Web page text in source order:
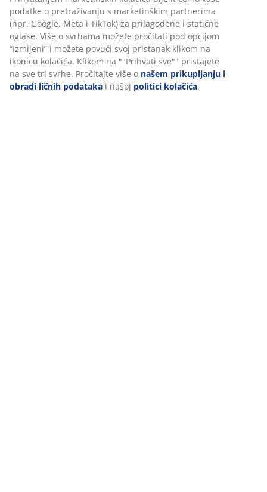
3. Zajednička bašta
Ovo su upravo idealni mjeseci za vlastitu baštu! Pokoja
jagoda ili mini paradajz posebno će razveseliti male
prstiće kada se pojave prvi plodovi kao rezultat
njihovog rada. Zašto ne iskoristite zajedničko vrijeme i
isplanirate svoju baštu u par saksijica? Neka svako
podatke o pretraživanju s marketinškim partnerima
(npr. Google, Meta i TikTok) za prilagođene i statične
oglase. Više o svrhama možete pročitati pod opcijom
“Izmijeni” i možete povući svoj pristanak klikom na
ikonicu kolačića. Klikom na ""Prihvati sve"" pristajete
na sve tri svrhe. Pročitajte više o našem prikupljanju i
obradi ličnih podataka i našoj politici kolačića.